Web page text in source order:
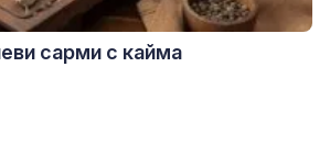
сарми с кайма